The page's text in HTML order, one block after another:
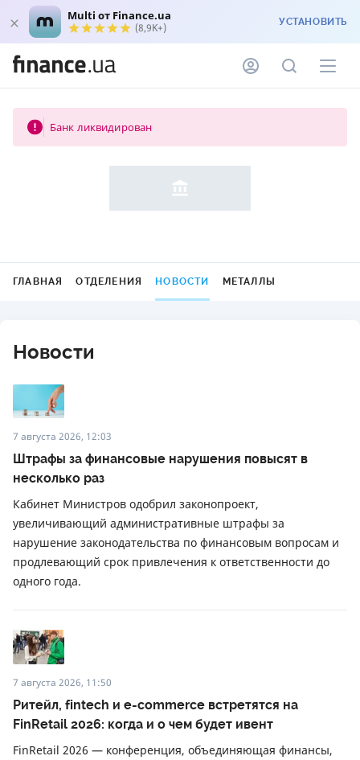
Multi от Finance.ua
(8,9K+) УСТАНОВИТЬ
Банк ликвидирован
ГЛАВНАЯ ОТДЕЛЕНИЯ НОВОСТИ МЕТАЛЛЫ
Новости
7 августа 2026, 12:03
Штрафы за финансовые нарушения повысят в
несколько раз
Кабинет Министров одобрил законопроект,
увеличивающий административные штрафы за
нарушение законодательства по финансовым вопросам и
продлевающий срок привлечения к ответственности до
одного года.
7 августа 2026, 11:50
Ритейл, fintech и e-commerce встретятся на
FinRetail 2026: когда и о чем будет ивент
FinRetail 2026 — конференция, объединяющая финансы,